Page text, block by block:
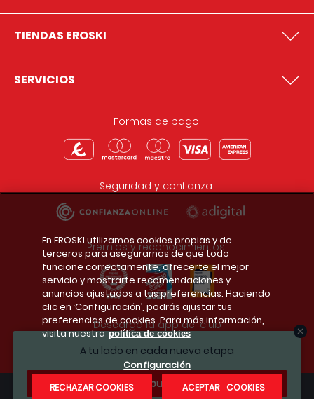
A tu lado en cada nueva etapa
¿Te apuntas?
TIENDAS EROSKI
SERVICIOS
Formas de pago:
Seguridad y confianza:
Premios y reconocimientos:
Descarga la app del club
En EROSKI utilizamos cookies propias y de
terceros para asegurarnos de que todo
funcione correctamente, ofrecerte el mejor
servicio y mostrarte recomendaciones y
anuncios ajustados a tus preferencias. Haciendo
clic en ‘Configuración’, podrás ajustar tus
preferencias de cookies. Para más información,
visita nuestra política de cookies
Configuración
RECHAZAR COOKIES
ACEPTAR COOKIES